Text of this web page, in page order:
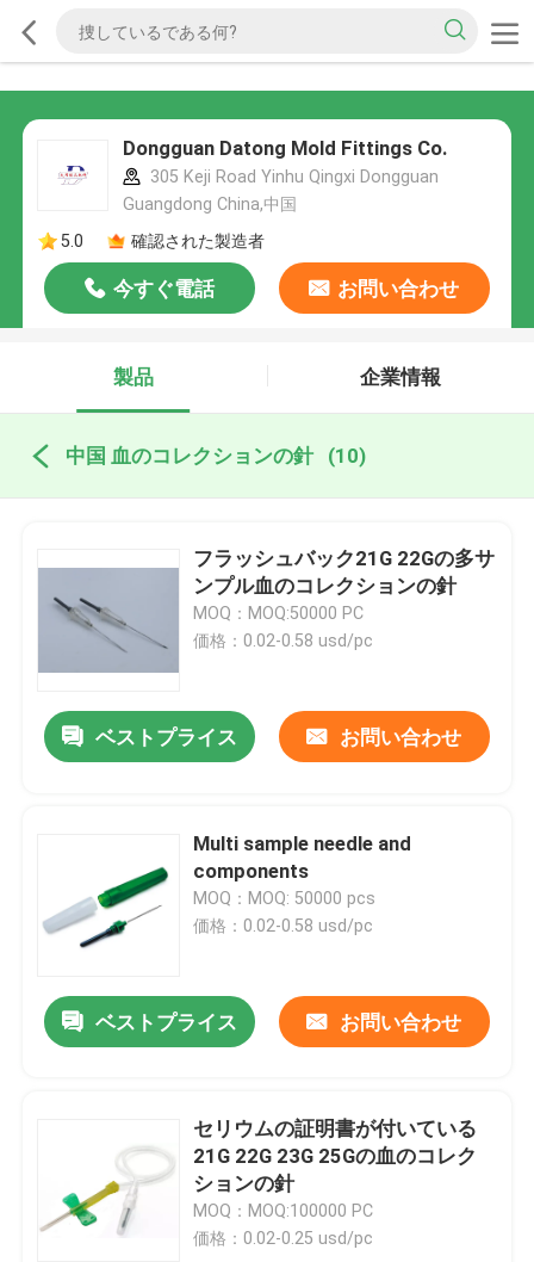
Dongguan Datong Mold Fittings Co.
305 Keji Road Yinhu Qingxi Dongguan
Guangdong China,中国
5.0
確認された製造者
今すぐ電話 お問い合わせ
製品 企業情報
中国 血のコレクションの針 (10)
フラッシュバック21G 22Gの多サ
ンプル血のコレクションの針
MOQ：MOQ:50000 PC
価格：0.02-0.58 usd/pc
ベストプライス お問い合わせ
Multi sample needle and
components
MOQ：MOQ: 50000 pcs
価格：0.02-0.58 usd/pc
ベストプライス お問い合わせ
セリウムの証明書が付いている
21G 22G 23G 25Gの血のコレク
ションの針
MOQ：MOQ:100000 PC
価格：0.02-0.25 usd/pc